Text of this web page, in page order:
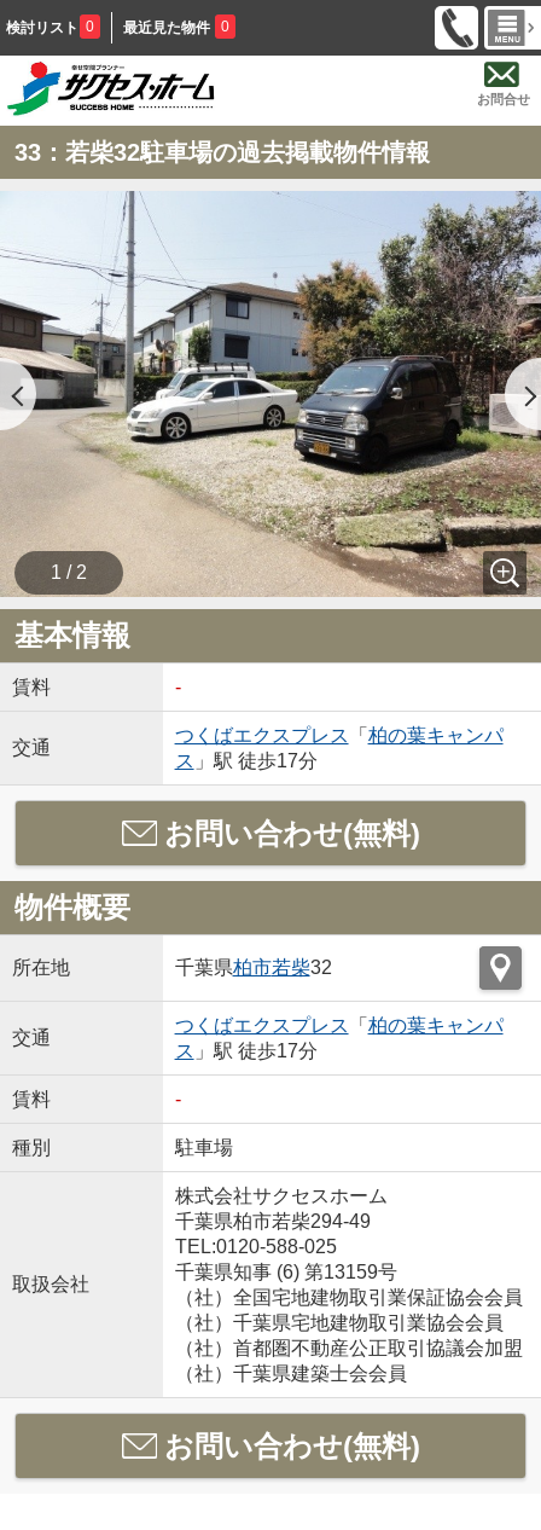
検討リスト 0 最近見た物件 0
お問合せ
33：若柴32駐車場の過去掲載物件情報
1 / 2
基本情報
賃料 -
交通
つくばエクスプレス 「 柏の葉キャンパ
ス 」駅 徒歩17分
お問い合わせ(無料)
物件概要
所在地 千葉県柏市若柴32
交通
つくばエクスプレス 「 柏の葉キャンパ
ス 」駅 徒歩17分
賃料 -
種別 駐車場
取扱会社
株式会社サクセスホーム
千葉県柏市若柴294-49
TEL:0120-588-025
千葉県知事 (6) 第13159号
（社）全国宅地建物取引業保証協会会員
（社）千葉県宅地建物取引業協会会員
（社）首都圏不動産公正取引協議会加盟
（社）千葉県建築士会会員
お問い合わせ(無料)